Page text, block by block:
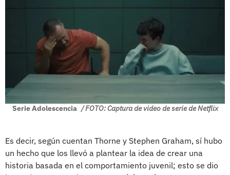
Serie Adolescencia / FOTO: Captura de video de serie de Netflix
Es decir, según cuentan Thorne y Stephen Graham, sí hubo
un hecho que los llevó a plantear la idea de crear una
historia basada en el comportamiento juvenil; esto se dio